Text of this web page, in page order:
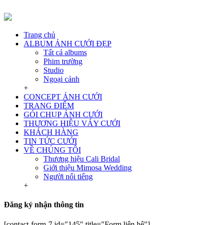
Trang chủ
ALBUM ẢNH CƯỚI ĐẸP
Tất cả albums
Phim trường
Studio
Ngoại cảnh
+
CONCEPT ẢNH CƯỚI
TRANG ĐIỂM
GÓI CHỤP ẢNH CƯỚI
THƯƠNG HIỆU VÁY CƯỚI
KHÁCH HÀNG
TIN TỨC CƯỚI
VỀ CHÚNG TÔI
Thương hiệu Cali Bridal
Giới thiệu Mimosa Wedding
Người nổi tiếng
+
Đăng ký nhận thông tin